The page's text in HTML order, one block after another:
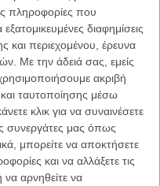
πληροφορίες που
διαφημίσεις
και περιεχομένου, έρευνα
Με την άδειά σας, εμείς
ακριβή
ταυτοποίησης μέσω
κλικ για να συναινέσετε
συνεργάτες μας όπως
μπορείτε να αποκτήσετε
και να αλλάξετε τις
να αρνηθείτε να
εξ ολοκλήρου στο
και, σύμφωνα δικές του
στο κείμενο, στους
χρησιμοποιεί
όλες τις ταινίες της
το Dollhouse) κι η
εμφανής.